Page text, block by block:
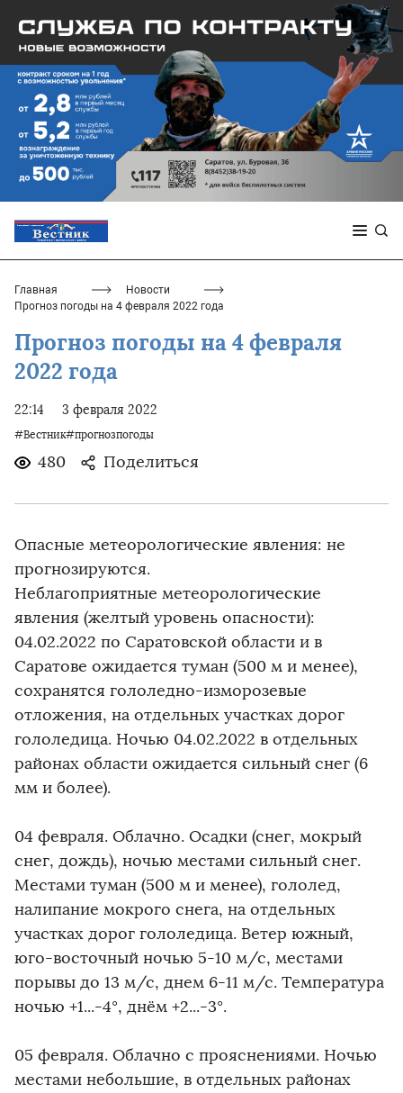
Главная
Новости
Прогноз погоды на 4 февраля 2022 года
Прогноз погоды на 4 февраля
2022 года
22:14 3 февраля 2022
#Вестник#прогнозпогоды
480 Поделиться
Опасные метеорологические явления: не
прогнозируются.
Неблагоприятные метеорологические
явления (желтый уровень опасности):
04.02.2022 по Саратовской области и в
Саратове ожидается туман (500 м и менее),
сохранятся гололедно-изморозевые
отложения, на отдельных участках дорог
гололедица. Ночью 04.02.2022 в отдельных
районах области ожидается сильный снег (6
мм и более).
04 февраля. Облачно. Осадки (снег, мокрый
снег, дождь), ночью местами сильный снег.
Местами туман (500 м и менее), гололед,
налипание мокрого снега, на отдельных
участках дорог гололедица. Ветер южный,
юго-восточный ночью 5-10 м/с, местами
порывы до 13 м/с, днем 6-11 м/с. Температура
ночью +1...-4°, днём +2...-3°.
05 февраля. Облачно с прояснениями. Ночью
местами небольшие, в отдельных районах